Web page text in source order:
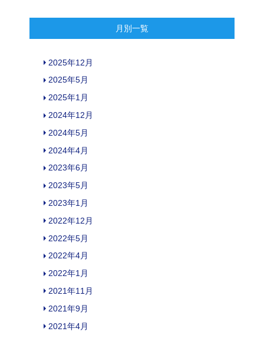
月別一覧
2025年12月
2025年5月
2025年1月
2024年12月
2024年5月
2024年4月
2023年6月
2023年5月
2023年1月
2022年12月
2022年5月
2022年4月
2022年1月
2021年11月
2021年9月
2021年4月